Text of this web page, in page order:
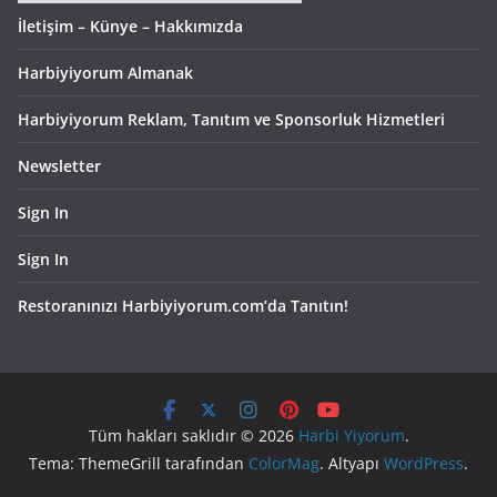
İletişim – Künye – Hakkımızda
Harbiyiyorum Almanak
Harbiyiyorum Reklam, Tanıtım ve Sponsorluk Hizmetleri
Newsletter
Sign In
Sign In
Restoranınızı Harbiyiyorum.com’da Tanıtın!
Tüm hakları saklıdır © 2026 Harbi Yiyorum.
Tema: ThemeGrill tarafından ColorMag. Altyapı WordPress.